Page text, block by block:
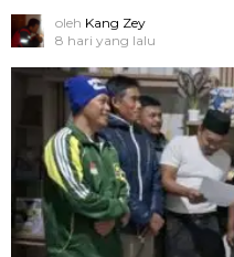
oleh Kang Zey
8 hari yang lalu